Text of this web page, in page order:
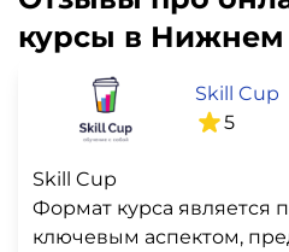
курсы в Нижнем
Skill Cup
5
Skill Cup
Формат курса является
ключевым аспектом,